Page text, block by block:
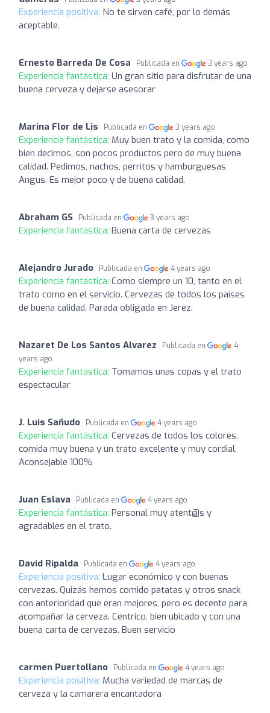
Experiencia positiva: No te sirven café, por lo demás
aceptable.
Ernesto Barreda De Cosa Publicada en 3 years ago
Experiencia fantástica: Un gran sitio para disfrutar de una
buena cerveza y dejarse asesorar
Marina Flor de Lis Publicada en 3 years ago
Experiencia fantástica: Muy buen trato y la comida, como
bien decimos, son pocos productos pero de muy buena
calidad. Pedimos, nachos, perritos y hamburguesas
Angus. Es mejor poco y de buena calidad.
Abraham GS Publicada en 3 years ago
Experiencia fantástica: Buena carta de cervezas
Alejandro Jurado Publicada en 4 years ago
Experiencia fantástica: Como siempre un 10, tanto en el
trato como en el servicio. Cervezas de todos los países
de buena calidad. Parada obligada en Jerez.
Nazaret De Los Santos Alvarez Publicada en
4
years ago
Experiencia fantástica: Tomamos unas copas y el trato
espectacular
J. Luis Sañudo Publicada en 4 years ago
Experiencia fantástica: Cervezas de todos los colores,
comida muy buena y un trato excelente y muy cordial.
Aconsejable 100%
Juan Eslava Publicada en 4 years ago
Experiencia fantástica: Personal muy atent@s y
agradables en el trato.
David Ripalda Publicada en 4 years ago
Experiencia positiva: Lugar económico y con buenas
cervezas. Quizás hemos comido patatas y otros snack
con anterioridad que eran mejores, pero es decente para
acompañar la cerveza. Céntrico, bien ubicado y con una
buena carta de cervezas. Buen servicio
carmen Puertollano Publicada en 4 years ago
Experiencia positiva: Mucha variedad de marcas de
cerveza y la camarera encantadora